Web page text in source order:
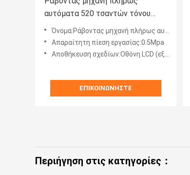
αυτόματα 520 τσαντών τόνου
σφεντονών ακρίβειας ράβοντας
Όνομα:Ράβοντας μηχανή πλήρως αυτόματα 520 τσαντών τόνου σφεντονών ακρίβειας ράβοντας
Απαραίτητη πίεση εργασίας:0.5Mpa
Αποθήκευση σχεδίων:Οθόνη LCD (εξωτερική κίνηση λάμψης USB)
ΕΠΙΚΟΙΝΩΝΉΣΤΕ
Περιήγηση στις κατηγορίες：